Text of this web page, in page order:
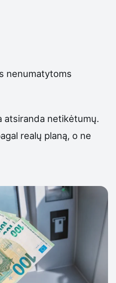
nenumatytoms
atsiranda netikėtumų.
realų planą, o ne